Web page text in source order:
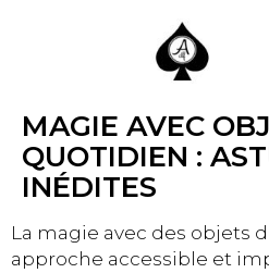
MAGIE AVEC
QUOTIDIEN :
INÉDITES
La magie avec des objets
approche accessible et